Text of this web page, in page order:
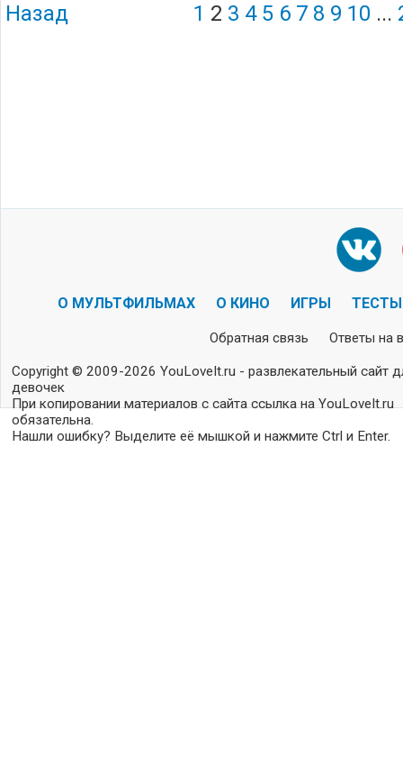
Назад
1 2 3 4 5 6 7 8 9 10 ...
О МУЛЬТФИЛЬМАХ О КИНО ИГРЫ ТЕСТЫ
Обратная связь Ответы на
Copyright © 2009-2026 YouLoveIt.ru - развлекательный сайт
девочек
При копировании материалов с сайта ссылка на YouLoveIt.ru
обязательна.
Нашли ошибку? Выделите её мышкой и нажмите Ctrl и Enter.